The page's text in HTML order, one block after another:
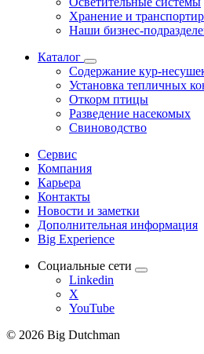
Хранение и
Наши бизнес-
Каталог
Содержание кур-
Установка тепличных
Откорм птицы
Разведение насекомых
Свиноводство
Сервис
Компания
Карьера
Контакты
Новости и заметки
Дополнительная информация
Big Experience
Социальные сети
Linkedin
X
YouTube
© 2026 Big Dutchman